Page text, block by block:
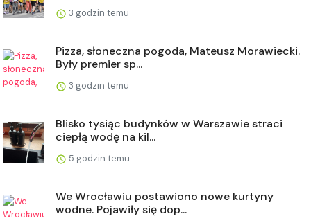
3 godzin temu
Pizza, słoneczna pogoda, Mateusz Morawiecki.
Były premier sp...
3 godzin temu
Blisko tysiąc budynków w Warszawie straci
ciepłą wodę na kil...
5 godzin temu
We Wrocławiu postawiono nowe kurtyny
wodne. Pojawiły się dop...